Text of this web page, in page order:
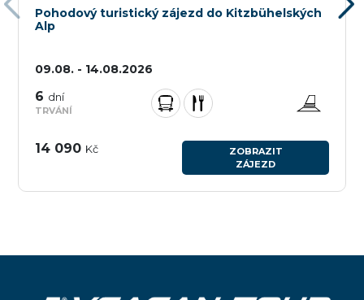
Pohodový turistický zájezd do Kitzbühelských
Alp
09.08. - 14.08.2026
6 dní
TRVÁNÍ
14 090 Kč
ZOBRAZIT
ZÁJEZD